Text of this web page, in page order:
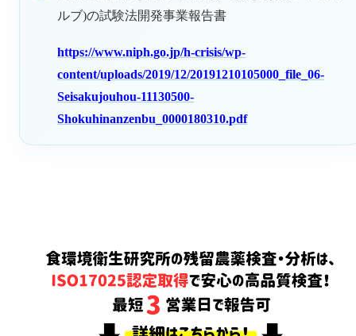
ルブ)の試験法開発事業報告書
https://www.niph.go.jp/h-crisis/wp-
content/uploads/2019/12/20191210105000_file_06-
Seisakujouhou-11130500-
Shokuhinanzenbu_0000180310.pdf